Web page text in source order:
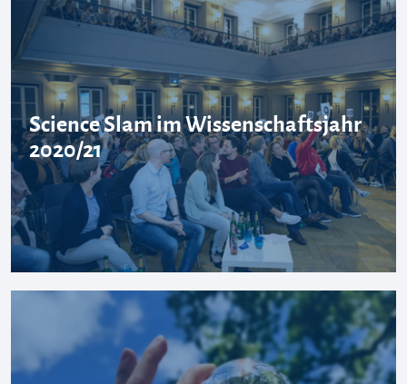
Science Slam im Wissenschaftsjahr
2020/21